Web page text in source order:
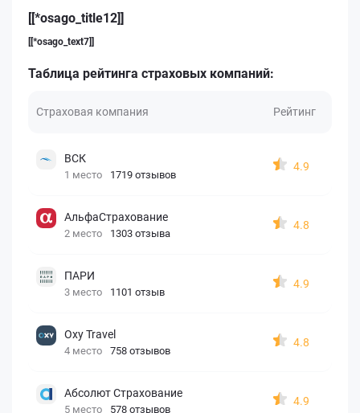
[[*osago_title12]]
[[*osago_text7]]
Таблица рейтинга страховых компаний:
Страховая компания Рейтинг
ВСК
1 место 1719 отзывов
4.9
АльфаСтрахование
2 место 1303 отзыва
4.8
ПАРИ
3 место 1101 отзыв
4.9
Oxy Travel
4 место 758 отзывов
4.8
Абсолют Страхование
5 место 578 отзывов
4.9